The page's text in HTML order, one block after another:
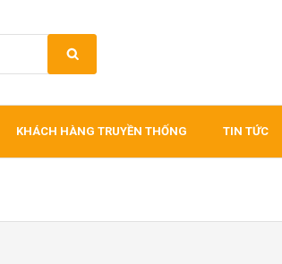
KHÁCH HÀNG TRUYỀN THỐNG TIN TỨC